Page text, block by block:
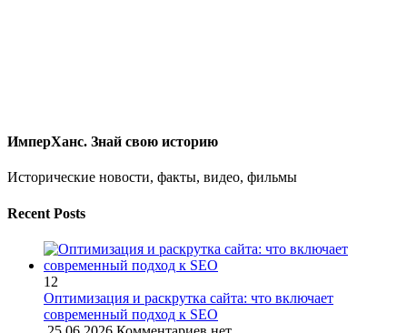
ИмперХанс. Знай свою историю
Исторические новости, факты, видео, фильмы
Recent Posts
12
Оптимизация и раскрутка сайта: что включает
современный подход к SEO